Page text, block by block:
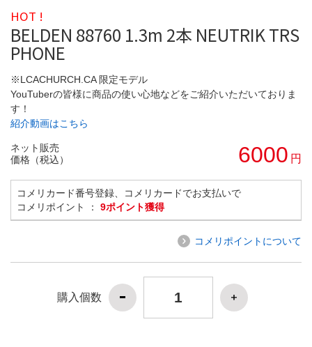
HOT !
BELDEN 88760 1.3m 2本 NEUTRIK TRS
PHONE
※LCACHURCH.CA 限定モデル
YouTuberの皆様に商品の使い心地などをご紹介いただいておりま
す！
紹介動画はこちら
ネット販売
価格（税込）
6000 円
コメリカード番号登録、コメリカードでお支払いで
コメリポイント ： 9ポイント獲得
コメリポイントについて
購入個数